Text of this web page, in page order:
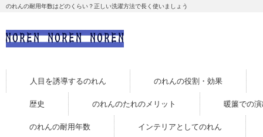
のれんの耐用年数はどのくらい？正しい洗濯方法で長く使いましょう
人目を誘導するのれん のれんの役割・効果
歴史 のれんのたれのメリット 暖簾での
のれんの耐用年数 インテリアとしてのれん